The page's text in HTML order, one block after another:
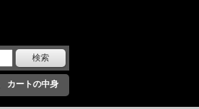
カートの中身